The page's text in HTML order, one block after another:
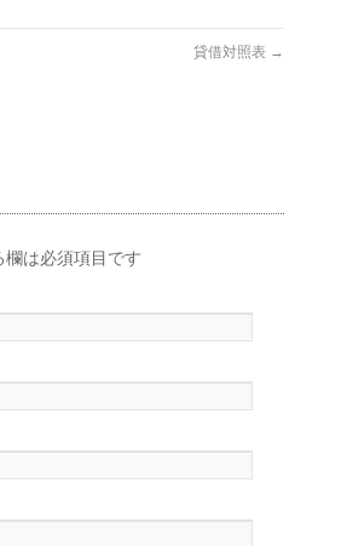
貸借対照表 →
欄は必須項目です